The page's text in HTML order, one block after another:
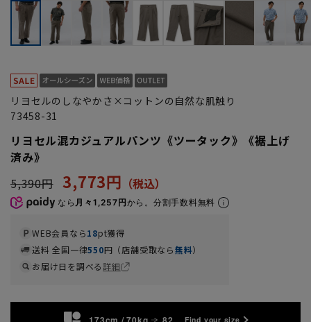
リヨセルのしなやかさ×コットンの自然な肌触り
73458-31
リヨセル混カジュアルパンツ《ツータック》《裾上げ
済み》
5,390円 3,773円
なら 月々1,257円から。分割手数料無料
WEB会員なら18pt獲得
送料 全国一律550円（店舗受取なら無料）
お届け日を調べる詳細
Find your size